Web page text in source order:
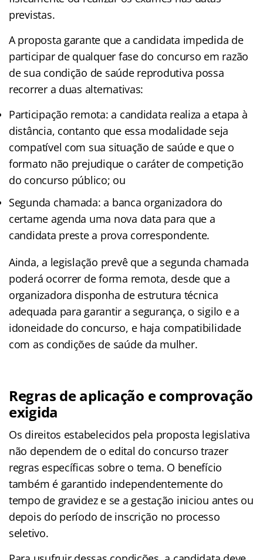
previstas.
A proposta garante que a candidata impedida de
participar de qualquer fase do concurso em razão
de sua condição de saúde reprodutiva possa
recorrer a duas alternativas:
Participação remota: a candidata realiza a etapa à
distância, contanto que essa modalidade seja
compatível com sua situação de saúde e que o
formato não prejudique o caráter de competição
do concurso público; ou
Segunda chamada: a banca organizadora do
certame agenda uma nova data para que a
candidata preste a prova correspondente.
Ainda, a legislação prevê que a segunda chamada
poderá ocorrer de forma remota, desde que a
organizadora disponha de estrutura técnica
adequada para garantir a segurança, o sigilo e a
idoneidade do concurso, e haja compatibilidade
com as condições de saúde da mulher.
Regras de aplicação e comprovação
exigida
Os direitos estabelecidos pela proposta legislativa
não dependem de o edital do concurso trazer
regras específicas sobre o tema. O benefício
também é garantido independentemente do
tempo de gravidez e se a gestação iniciou antes ou
depois do período de inscrição no processo
seletivo.